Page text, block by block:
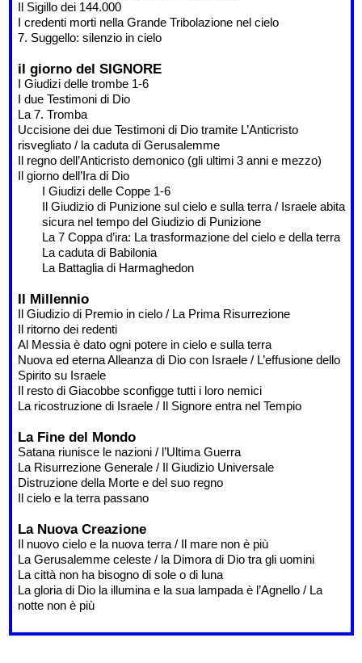
Il Sigillo dei 144.000
I credenti morti nella Grande Tribolazione nel cielo
7. Suggello: silenzio in cielo
il giorno del SIGNORE
I Giudizi delle trombe 1-6
I due Testimoni di Dio
La 7. Tromba
Uccisione dei due Testimoni di Dio tramite L’Anticristo
risvegliato / la caduta di Gerusalemme
Il regno dell’Anticristo demonico (gli ultimi 3 anni e mezzo)
Il giorno dell’Ira di Dio
I Giudizi delle Coppe 1-6
Il Giudizio di Punizione sul cielo e sulla terra / Israele abita
sicura nel tempo del Giudizio di Punizione
La 7 Coppa d’ira: La trasformazione del cielo e della terra
La caduta di Babilonia
La Battaglia di Harmaghedon
Il Millennio
Il Giudizio di Premio in cielo / La Prima Risurrezione
Il ritorno dei redenti
Al Messia è dato ogni potere in cielo e sulla terra
Nuova ed eterna Alleanza di Dio con Israele / L’effusione dello
Spirito su Israele
Il resto di Giacobbe sconfigge tutti i loro nemici
La ricostruzione di Israele / Il Signore entra nel Tempio
La Fine del Mondo
Satana riunisce le nazioni / l’Ultima Guerra
La Risurrezione Generale / Il Giudizio Universale
Distruzione della Morte e del suo regno
Il cielo e la terra passano
La Nuova Creazione
Il nuovo cielo e la nuova terra / Il mare non è più
La Gerusalemme celeste / la Dimora di Dio tra gli uomini
La città non ha bisogno di sole o di luna
La gloria di Dio la illumina e la sua lampada è l’Agnello / La
notte non è più